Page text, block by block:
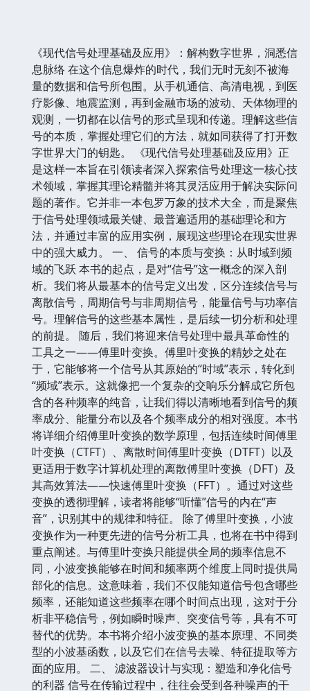
《现代信号处理基础及应用》：解构数字世界，洞悉信
息脉络 在这个信息爆炸的时代，我们无时无刻不被海
量的数据和信号所包围。从手机通信、高清电视，到医
疗影像、地震监测，再到金融市场的波动、天体物理的
观测，一切都在以信号的形式呈现和传递。理解这些信
号的本质，掌握处理它们的方法，就如同获得了打开数
字世界大门的钥匙。 《现代信号处理基础及应用》正
是这样一本旨在引领读者深入探索信号处理这一核心技
术领域，掌握其理论精髓并将其灵活应用于解决实际问
题的著作。它并非一本包罗万象的技术大全，而是聚焦
于信号处理领域最关键、最普遍适用的基础理论和方
法，并通过丰富的应用实例，展现这些理论在现实世界
中的强大威力。 一、 信号的本质与变换：从时域到频
域的飞跃 本书的起点，是对“信号”这一概念的深入剖
析。我们将从最基本的信号定义出发，区分连续信号与
离散信号，周期信号与非周期信号，能量信号与功率信
号。理解信号的这些基本属性，是后续一切分析和处理
的前提。 随后，我们将迎来信号处理中最具革命性的
工具之一——傅里叶变换。傅里叶变换的精妙之处在
于，它能够将一个信号从其原始的“时域”表示，转化到
“频域”表示。这就像把一个复杂的交响乐分解成它所包
含的各种频率的纯音，让我们得以清晰地看到信号的频
率成分、能量分布以及各个频率成分的相对强度。本书
将详细介绍傅里叶变换的数学原理，包括连续时间傅里
叶变换（CTFT）、离散时间傅里叶变换（DTFT）以及
更适用于数字计算机处理的离散傅里叶变换（DFT）及
其高效算法——快速傅里叶变换（FFT）。通过对这些
变换的透彻理解，读者将能够“听懂”信号的内在“声
音”，识别其中的规律和特征。 除了傅里叶变换，小波
变换作为一种更先进的信号分析工具，也将在书中得到
重点阐述。与傅里叶变换只能提供全局的频率信息不
同，小波变换能够在时间和频率两个维度上同时提供局
部化的信息。这意味着，我们不仅能知道信号包含哪些
频率，还能知道这些频率在哪个时间点出现，这对于分
析非平稳信号，例如瞬时噪声、突变信号等，具有不可
替代的优势。本书将介绍小波变换的基本原理、不同类
型的小波基函数，以及它们在信号去噪、特征提取等方
面的应用。 二、 滤波器设计与实现：塑造和净化信号
的利器 信号在传输过程中，往往会受到各种噪声的干